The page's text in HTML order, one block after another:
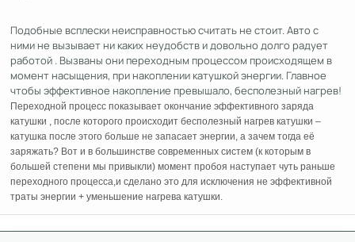
Подобные всплески неисправностью считать не стоит. Авто с
ними не вызывает ни каких неудобств и довольно долго радует
работой . Вызваны они переходным процессом происходящем в
момент насыщения, при накоплении катушкой энергии. Главное
чтобы эффективное накопление превышало, бесполезный нагрев!
Переходной процесс показывает окончание эффективного заряда
катушки , после которого происходит бесполезный нагрев катушки –
катушка после этого больше не запасает энергии, а зачем тогда её
заряжать? Вот и в большинстве современных систем (к которым в
большей степени мы привыкли) момент пробоя наступает чуть раньше
переходного процесса,и сделано это для исключения не эффективной
траты энергии + уменьшение нагрева катушки.